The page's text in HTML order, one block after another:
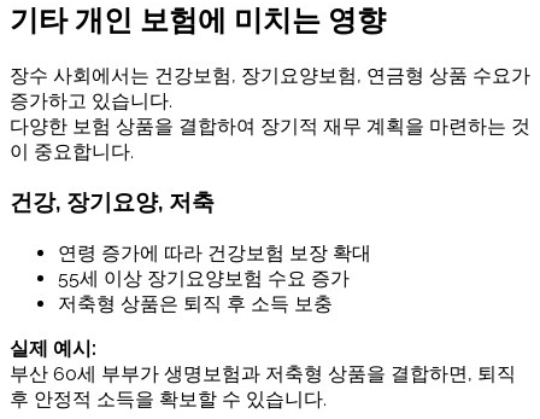
기타 개인 보험에 미치는 영향
장수 사회에서는 건강보험, 장기요양보험, 연금형 상품 수요가
증가하고 있습니다.
다양한 보험 상품을 결합하여 장기적 재무 계획을 마련하는 것
이 중요합니다.
건강, 장기요양, 저축
연령 증가에 따라 건강보험 보장 확대
55세 이상 장기요양보험 수요 증가
저축형 상품은 퇴직 후 소득 보충
실제 예시:
부산 60세 부부가 생명보험과 저축형 상품을 결합하면, 퇴직
후 안정적 소득을 확보할 수 있습니다.